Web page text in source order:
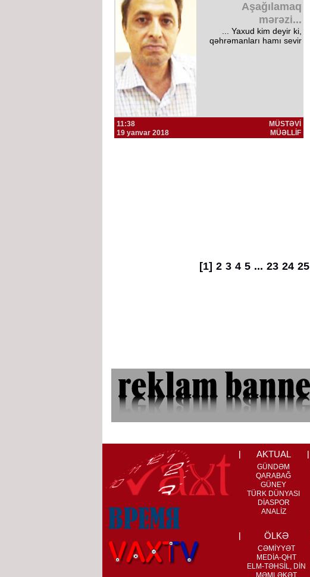
Aşağılamaq
mərəzi...
... Yaxud kim deyir ki,
qəhrəmanları hamı sevir
11:38
19 yanvar 2018
MÜSTƏVİ
MÜƏLLİF
[1] 2 3 4 5 ... 23 24 25
AKTUAL
GÜNDƏM
QARABAĞ
GÜNEY
TÜRK DÜNYASI
DİASPOR
ANALİZ
ÖLKƏ
CƏMİYYƏT
MEDİA-QHT
ELM-TƏHSİL, DİN
MƏMLƏKƏT